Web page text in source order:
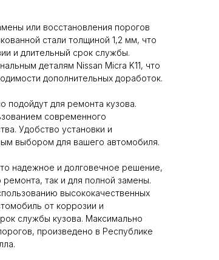
или восстановления порогов
стали толщиной 1,2 мм, что
и длительный срок службы.
деталям Nissan Micra K11, что
дополнительных доработок.
подойдут для ремонта кузова.
современного
Удобство установки и
выбором для вашего автомобиля.
надежное и долговечное решение,
так и для полной замены.
высококачественных
от коррозии и
службы кузова. Максимально
произведено в Республике